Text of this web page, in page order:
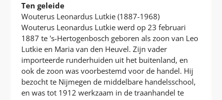
Ten geleide
Wouterus Leonardus Lutkie (1887-1968)
Wouterus Leonardus Lutkie werd op 23 februari
1887 te 's-Hertogenbosch geboren als zoon van Leo
Lutkie en Maria van den Heuvel. Zijn vader
importeerde runderhuiden uit het buitenland, en
ook de zoon was voorbestemd voor de handel. Hij
bezocht te Nijmegen de middelbare handelsschool,
en was tot 1912 werkzaam in de traanhandel te